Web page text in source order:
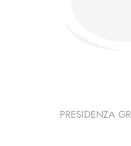
PRESIDENZA